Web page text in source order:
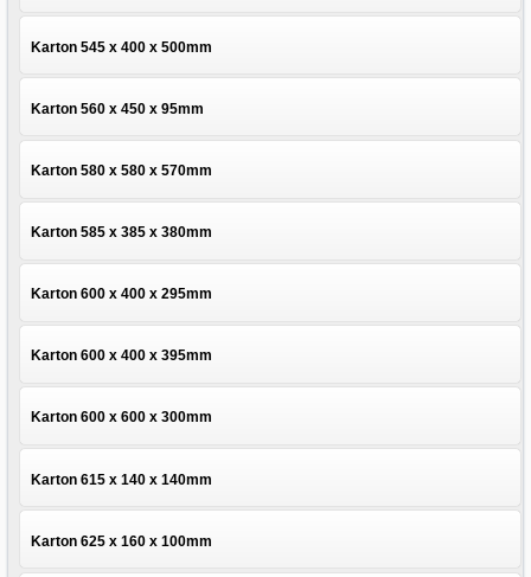
Karton 545 x 400 x 500mm
Karton 560 x 450 x 95mm
Karton 580 x 580 x 570mm
Karton 585 x 385 x 380mm
Karton 600 x 400 x 295mm
Karton 600 x 400 x 395mm
Karton 600 x 600 x 300mm
Karton 615 x 140 x 140mm
Karton 625 x 160 x 100mm